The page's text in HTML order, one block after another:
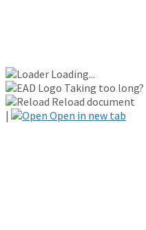
Loading...
Taking too long?
Reload document
|
Open in new tab